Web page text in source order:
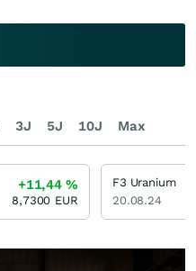
3J 5J 10J Max
+11,44%
8,7300 EUR
F3 Uranium
20.08.24